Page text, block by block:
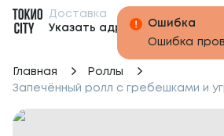
Доставка
Указать адрес
Главная
Роллы
Запечённый ролл с гребешками и
Ошибка
Ошибка